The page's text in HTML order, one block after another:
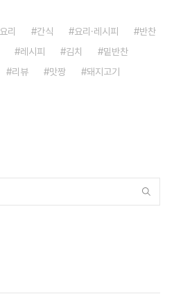
요리 간식 요리·레시피
반찬
레시피 김치
밑반찬
리뷰 맛짱
돼지고기